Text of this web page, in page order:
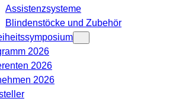
Assistenzsysteme
Blindenstöcke und Zubehör
2026
2026
2026